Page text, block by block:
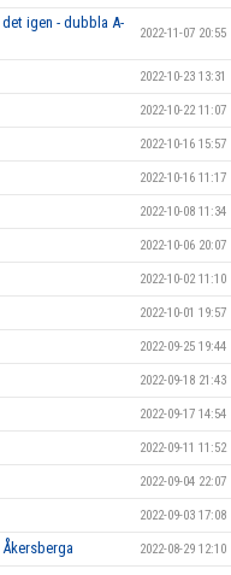
igen - dubbla A-
2022-11-07 20:55
2022-10-23 13:31
2022-10-22 11:07
2022-10-16 15:57
2022-10-16 11:17
2022-10-08 11:34
2022-10-06 20:07
2022-10-02 11:10
2022-10-01 19:57
2022-09-25 19:44
2022-09-18 21:43
2022-09-17 14:54
2022-09-11 11:52
2022-09-04 22:07
2022-09-03 17:08
2022-08-29 12:10